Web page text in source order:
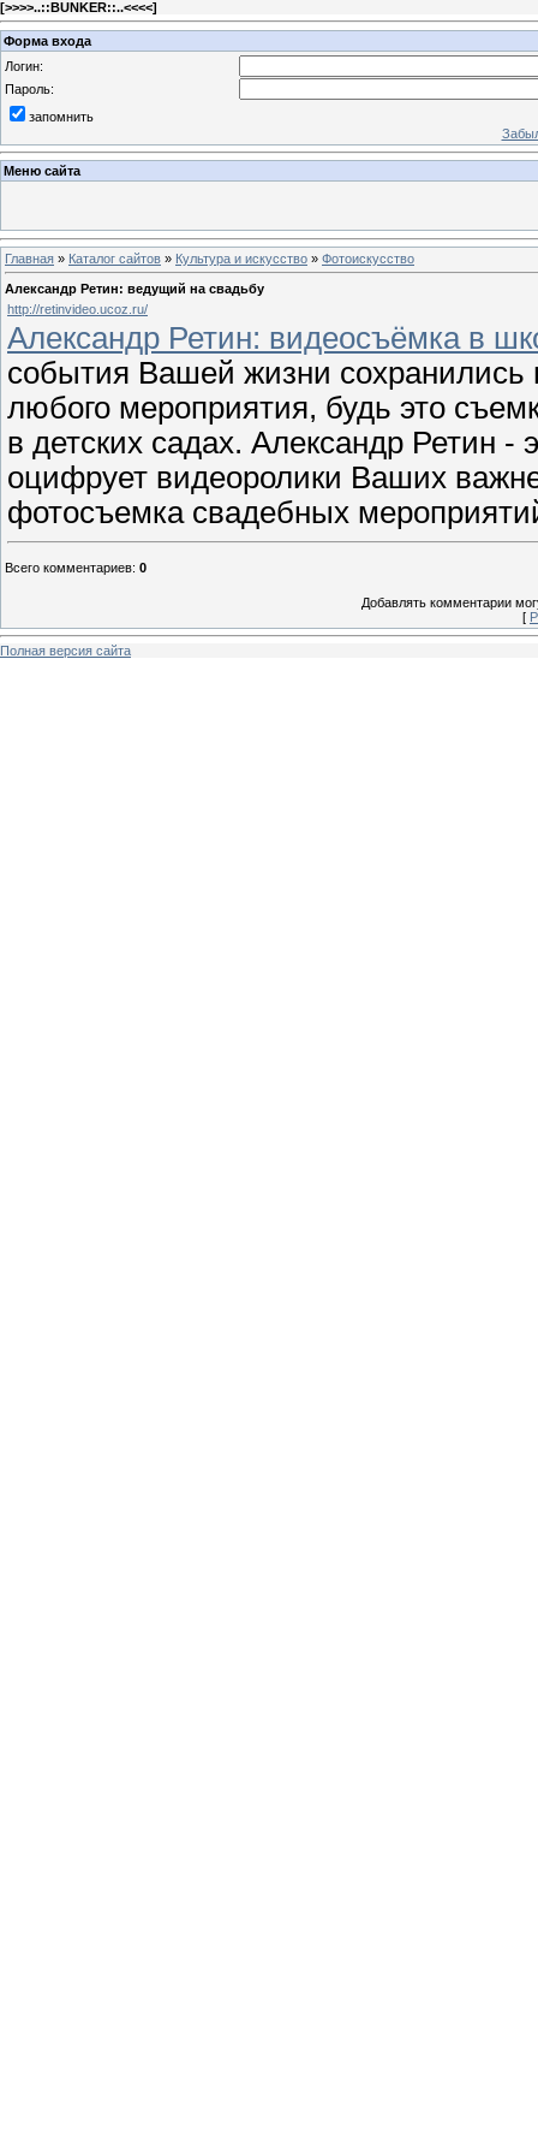
[>>>>..::BUNKER::..<<<<]
Форма входа
Логин:
Пароль:
запомнить
Меню сайта
Главная » Каталог сайтов » Культура и искусство » Фотоискусство
Александр Ретин: ведущий на свадьбу
http://retinvideo.ucoz.ru/
Александр Ретин: видеосъёмка в
события Вашей жизни сохранились
любого мероприятия, будь это
в детских садах. Александр Ретин -
оцифрует видеоролики Ваших
фотосъемка свадебных
Всего комментариев: 0
Добавлять комментарии
[
Полная версия сайта